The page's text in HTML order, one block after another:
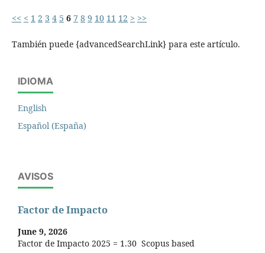
<< < 1 2 3 4 5 6 7 8 9 10 11 12 > >>
También puede {advancedSearchLink} para este artículo.
IDIOMA
English
Español (España)
AVISOS
Factor de Impacto
June 9, 2026
Factor de Impacto 2025 = 1.30 Scopus based